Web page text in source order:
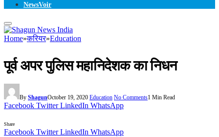
NewsVoir
Home»करियर»Education
पूर्व अपर पुलिस महानिदेशक का निधन
By ShagunOctober 19, 2020 Education No Comments1 Min Read
Facebook Twitter LinkedIn WhatsApp
Share
Facebook Twitter LinkedIn WhatsApp